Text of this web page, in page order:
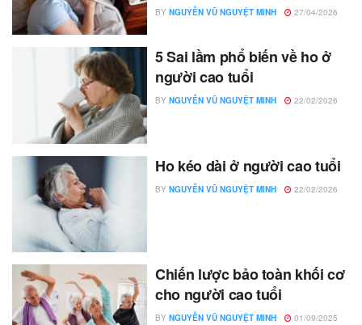
BY NGUYỄN VŨ NGUYỆT MINH 27/04/2026
5 Sai lầm phổ biến về ho ở
người cao tuổi
BY NGUYỄN VŨ NGUYỆT MINH 22/02/2026
Ho kéo dài ở người cao tuổi
BY NGUYỄN VŨ NGUYỆT MINH 22/02/2026
Chiến lược bảo toàn khối cơ
cho người cao tuổi
BY NGUYỄN VŨ NGUYỆT MINH 01/09/2025